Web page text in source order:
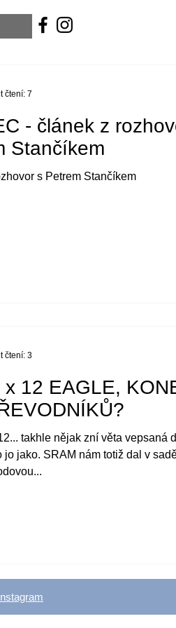
- článek z
Stančíkem
s Petrem Stančíkem
čtení: 7
x 12 EAGLE,
takhle nějak zní věta vepsaná
jo jako. SRAM nám totiž dal v
čtení: 3